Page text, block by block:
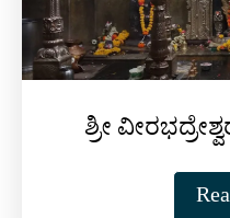
ಶ್ರೀ